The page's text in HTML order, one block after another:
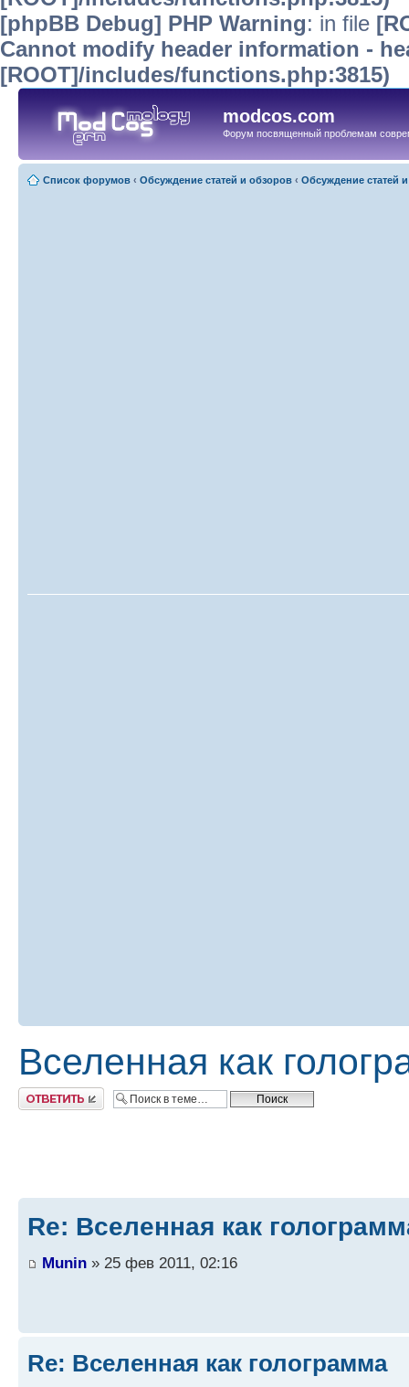
[phpBB Debug] PHP Warning: in file
Cannot modify header information -
[ROOT]/includes/functions.php:3815)
modcos.com
Форум посвященный проблемам
Список форумов ‹ Обсуждение статей и обзоров ‹ Обсуждение статей
Вселенная как
Ответить
Re: Вселенная как
Munin » 25 фев 2011, 02:16
Re: Вселенная как голограмма